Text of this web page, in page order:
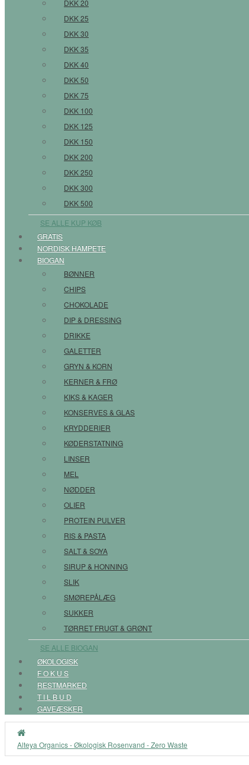
DKK 20
DKK 25
DKK 30
DKK 35
DKK 40
DKK 50
DKK 75
DKK 100
DKK 125
DKK 150
DKK 200
DKK 250
DKK 300
DKK 500
SE ALLE KUP KØB
GRATIS
NORDISK HAMPETE
BIOGAN
BØNNER
CHIPS
CHOKOLADE
DIP & DRESSING
DRIKKE
GALETTER
GRYN & KORN
KERNER & FRØ
KIKS & KAGER
KONSERVES & GLAS
KRYDDERIER
KØDERSTATNING
LINSER
MEL
NØDDER
OLIER
PROTEIN PULVER
RIS & PASTA
SALT & SOYA
SIRUP & HONNING
SLIK
SMØREPÅLÆG
SUKKER
TØRRET FRUGT & GRØNT
SE ALLE BIOGAN
ØKOLOGISK
F O K U S
RESTMARKED
T I L B U D
GAVEÆSKER
Alteya Organics - Økologisk Rosenvand - Zero Waste